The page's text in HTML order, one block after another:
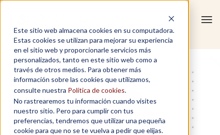
Este sitio web almacena cookies en su computadora.
Estas cookies se utilizan para mejorar su experiencia
en el sitio web y proporcionarle servicios más
personalizados, tanto en este sitio web como a
través de otros medios. Para obtener más
información sobre las cookies que utilizamos,
consulte nuestra Política de cookies.
No rastrearemos tu información cuando visites
nuestro sitio. Pero para cumplir con tus
preferencias, tendremos que utilizar una pequeña
cookie para que no se te vuelva a pedir que elijas.